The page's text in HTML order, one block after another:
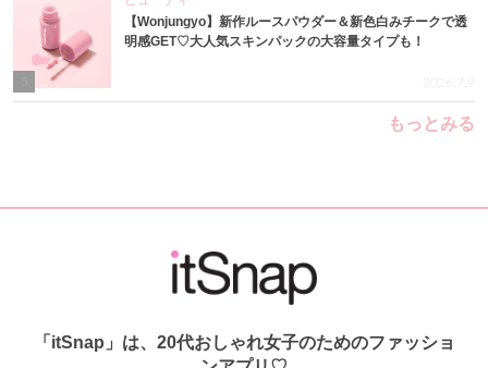
【Wonjungyo】新作ルースパウダー＆新色白みチークで透
明感GET♡大人気スキンパックの大容量タイプも！
2026.7.9
もっとみる
「itSnap」は、20代おしゃれ女子のためのファッショ